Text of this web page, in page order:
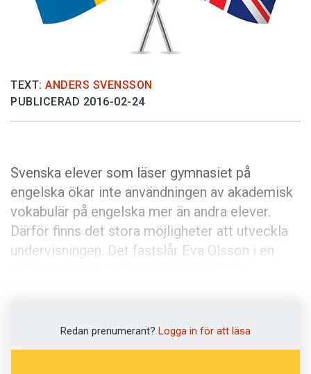
Kviss
Föreslå nyord
Annonsera
Läs Språktidningen digitalt
Press
TEXT: ANDERS SVENSSON
PUBLICERAD 2016-02-24
Svenska elever som läser gymnasiet på
engelska ökar inte användningen av akademisk
vokabulär på engelska mer än andra elever.
Därför finns det stora möjligheter att utveckla
undervisningen. Det fastslår Eva Olsson i en
gymnasieelever. Ungdomar som valde ett
gymnasieprogram med engelska som
Redan prenumerant? Logga in för att läsa